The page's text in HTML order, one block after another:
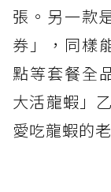
張。另一款
券」，同樣
點等套餐全
大活龍蝦」
愛吃龍蝦的